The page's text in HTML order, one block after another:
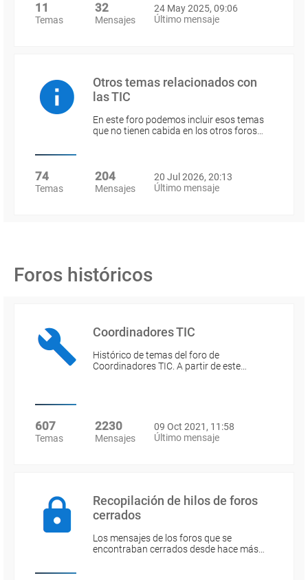
11
Temas
32
Mensajes
24 May 2025, 09:06
Último mensaje
Otros temas relacionados con
las TIC
En este foro podemos incluir esos temas
que no tienen cabida en los otros foros…
74
Temas
204
Mensajes
20 Jul 2026, 20:13
Último mensaje
Foros históricos
Coordinadores TIC
Histórico de temas del foro de
Coordinadores TIC. A partir de este…
607
Temas
2230
Mensajes
09 Oct 2021, 11:58
Último mensaje
Recopilación de hilos de foros
cerrados
Los mensajes de los foros que se
encontraban cerrados desde hace más…